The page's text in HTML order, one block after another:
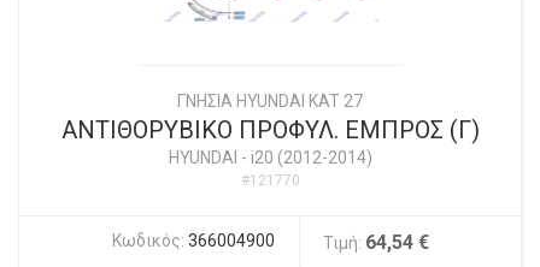
ΓΝΗΣΙΑ HYUNDAI KAT 27
ΑΝΤΙΘΟΡΥΒΙΚΟ ΠΡΟΦΥΛ. ΕΜΠΡΟΣ (Γ)
HYUNDAI - i20 (2012-2014)
#121770
Κωδικός: 366004900 Τιμή: 64,54 €